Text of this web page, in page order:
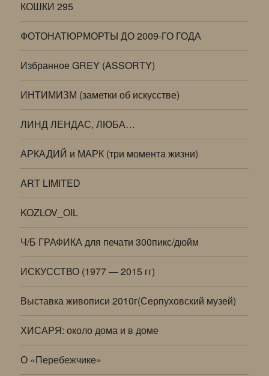
КОШКИ 295
ФОТОНАТЮРМОРТЫ ДО 2009-ГО ГОДА
Избранное GREY (ASSORTY)
ИНТИМИЗМ (заметки об искусстве)
ЛИНД ЛЕНДАС, ЛЮБА…
АРКАДИЙ и МАРК (три момента жизни)
ART LIMITED
KOZLOV_OIL
Ч/Б ГРАФИКА для печати 300пикс/дюйм
ИСКУССТВО (1977 — 2015 гг)
Выставка живописи 2010г(Серпуховский музей)
ХИСАРЯ: около дома и в доме
О «Перебежчике»